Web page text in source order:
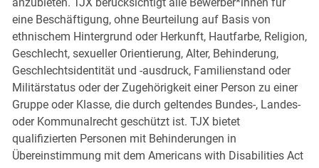
eine Beschäftigung, ohne Beurteilung auf Basis von
ethnischem Hintergrund oder Herkunft, Hautfarbe, Religion,
Geschlecht, sexueller Orientierung, Alter, Behinderung,
Geschlechtsidentität und -ausdruck, Familienstand oder
Militärstatus oder der Zugehörigkeit einer Person zu einer
Gruppe oder Klasse, die durch geltendes Bundes-, Landes-
oder Kommunalrecht geschützt ist. TJX bietet
qualifizierten Personen mit Behinderungen in
Übereinstimmung mit dem Americans with Disabilities Act